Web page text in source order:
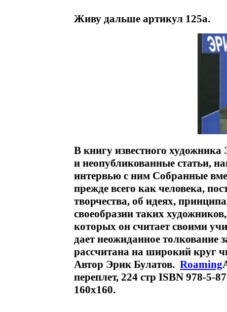
Живу дальше артикул 125a.
В книгу известного
и неопубликованные статьи,
интервью с ним Собранные
прежде всего как человека,
творчества, об идеях,
своеобразии таких
которых он считает своими
дает неожиданное
рассчитана на широкий круг
Автор Эрик Булатов. Roaming
переплет, 224 стр ISBN 978-5-
160x160.